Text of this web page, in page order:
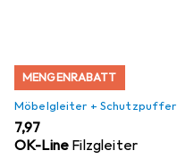
MENGENRABATT
Möbelgleiter + Schutzpuffer
EUR
7,97
OK-Line Filzgleiter